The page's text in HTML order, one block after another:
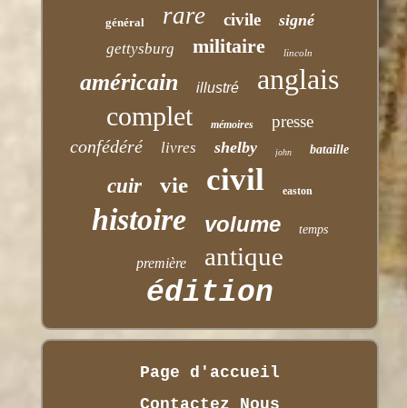
général rare civile signé
gettysburg militaire lincoln
américain illustré anglais
complet mémoires presse
confédéré livres shelby john bataille
cuir vie civil easton
histoire volume temps
première antique
édition
Page d'accueil
Contactez Nous